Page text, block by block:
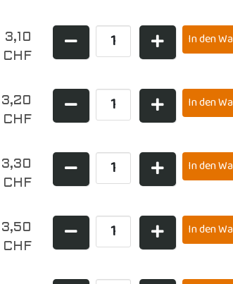
3,10
CHF
3,20
CHF
3,30
CHF
3,50
CHF